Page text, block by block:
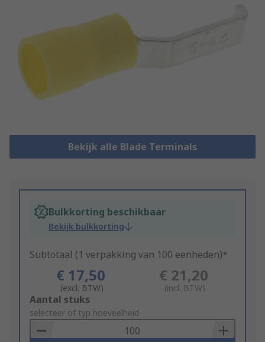
Bekijk alle Blade Terminals
Bulkkorting beschikbaar
Bekijk bulkkorting
Subtotaal (1 verpakking van 100 eenheden)*
€ 17,50
(excl. BTW)
€ 21,20
(incl. BTW)
Add
to
Basket
Aantal stuks
selecteer of typ hoeveelheid